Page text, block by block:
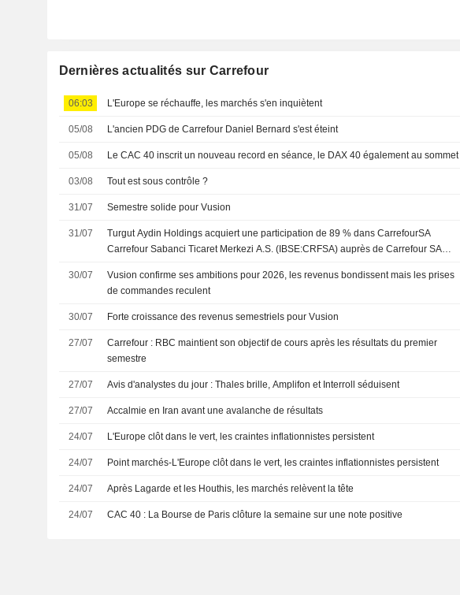
Dernières actualités sur Carrefour
06:03 L'Europe se réchauffe, les marchés s'en inquiètent
05/08 L'ancien PDG de Carrefour Daniel Bernard s'est éteint
05/08 Le CAC 40 inscrit un nouveau record en séance, le DAX 40 également au sommet
03/08 Tout est sous contrôle ?
31/07 Semestre solide pour Vusion
31/07
Turgut Aydin Holdings acquiert une participation de 89 % dans CarrefourSA
Carrefour Sabanci Ticaret Merkezi A.S. (IBSE:CRFSA) auprès de Carrefour SA
30/07
Vusion confirme ses ambitions pour 2026, les revenus bondissent mais les prises
de commandes reculent
30/07 Forte croissance des revenus semestriels pour Vusion
27/07
Carrefour : RBC maintient son objectif de cours après les résultats du premier
semestre
27/07 Avis d'analystes du jour : Thales brille, Amplifon et Interroll séduisent
27/07 Accalmie en Iran avant une avalanche de résultats
24/07 L'Europe clôt dans le vert, les craintes inflationnistes persistent
24/07 Point marchés-L'Europe clôt dans le vert, les craintes inflationnistes persistent
24/07 Après Lagarde et les Houthis, les marchés relèvent la tête
24/07 CAC 40 : La Bourse de Paris clôture la semaine sur une note positive